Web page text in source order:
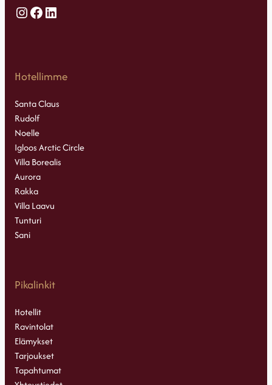
Instagram
Facebook
LinkedIn
Hotellimme
Santa Claus
Rudolf
Noelle
Igloos Arctic Circle
Villa Borealis
Aurora
Rakka
Villa Laavu
Tunturi
Sani
Pikalinkit
Hotellit
Ravintolat
Elämykset
Tarjoukset
Tapahtumat